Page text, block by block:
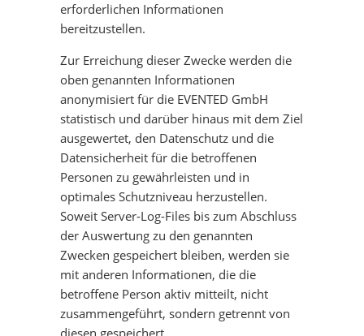
erforderlichen Informationen
bereitzustellen.
Zur Erreichung dieser Zwecke werden die
oben genannten Informationen
anonymisiert für die EVENTED GmbH
statistisch und darüber hinaus mit dem Ziel
ausgewertet, den Datenschutz und die
Datensicherheit für die betroffenen
Personen zu gewährleisten und in
optimales Schutzniveau herzustellen.
Soweit Server-Log-Files bis zum Abschluss
der Auswertung zu den genannten
Zwecken gespeichert bleiben, werden sie
mit anderen Informationen, die die
betroffene Person aktiv mitteilt, nicht
zusammengeführt, sondern getrennt von
diesen gespeichert.